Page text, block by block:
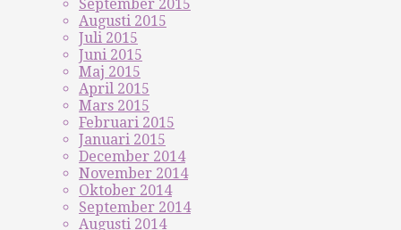
September 2015
Augusti 2015
Juli 2015
Juni 2015
Maj 2015
April 2015
Mars 2015
Februari 2015
Januari 2015
December 2014
November 2014
Oktober 2014
September 2014
Augusti 2014